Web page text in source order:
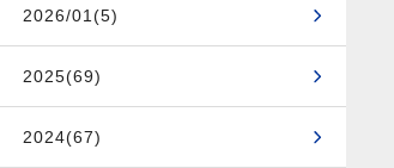
2026/01(5)
2025(69)
2024(67)